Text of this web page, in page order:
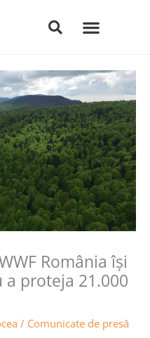
România își
proteja 21.000
/ Comunicate de presă